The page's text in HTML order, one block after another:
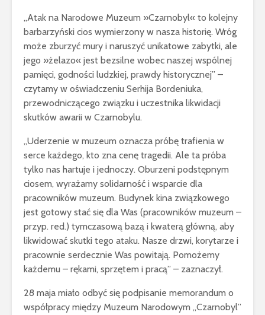
„Atak na Narodowe Muzeum »Czarnobyl« to kolejny
barbarzyński cios wymierzony w nasza historię. Wróg
może zburzyć mury i naruszyć unikatowe zabytki, ale
jego »żelazo« jest bezsilne wobec naszej wspólnej
pamięci, godności ludzkiej, prawdy historycznej” –
czytamy w oświadczeniu Serhija Bordeniuka,
przewodniczącego związku i uczestnika likwidacji
skutków awarii w Czarnobylu.
„Uderzenie w muzeum oznacza próbę trafienia w
serce każdego, kto zna cenę tragedii. Ale ta próba
tylko nas hartuje i jednoczy. Oburzeni podstępnym
ciosem, wyrażamy solidarność i wsparcie dla
pracowników muzeum. Budynek kina związkowego
jest gotowy stać się dla Was (pracowników muzeum –
przyp. red.) tymczasową bazą i kwaterą główną, aby
likwidować skutki tego ataku. Nasze drzwi, korytarze i
pracownie serdecznie Was powitają. Pomożemy
każdemu – rękami, sprzętem i pracą” – zaznaczył.
28 maja miało odbyć się podpisanie memorandum o
współpracy między Muzeum Narodowym „Czarnobyl”